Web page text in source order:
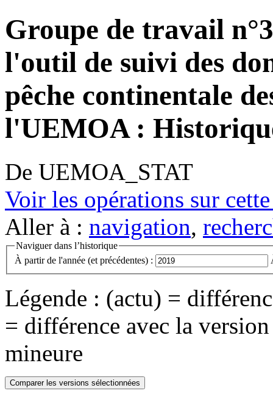
Groupe de travail
l'outil de suivi des
pêche continentale
l'UEMOA :
De UEMOA_STAT
Voir les opérations sur
Aller à : navigation,
Naviguer dans l’historique
À partir de l'année (et précédentes) :
Légende : (actu) =
= différence avec la
mineure